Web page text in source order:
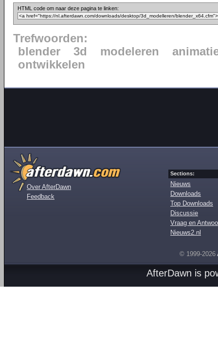
HTML code om naar deze pagina te linken:
Trefwoorden:
blender
3d modeleren
ontwikkelen
Over AfterDawn
Feedback
Sections:
Nieuws
Downloads
Top Downloads
Discussie
Vraag en
Nieuws2.nl
© 1999-2026
AfterDawn is